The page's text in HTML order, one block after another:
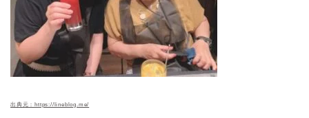
出典元：https://lineblog.me/